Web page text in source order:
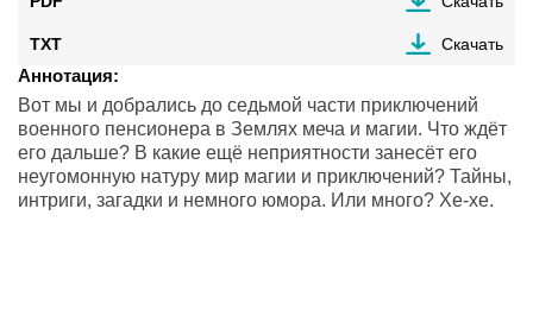
TXT Скачать
Аннотация:
Вот мы и добрались до седьмой части приключений
военного пенсионера в Землях меча и магии. Что ждёт
его дальше? В какие ещё неприятности занесёт его
неугомонную натуру мир магии и приключений? Тайны,
интриги, загадки и немного юмора. Или много? Хе-хе.